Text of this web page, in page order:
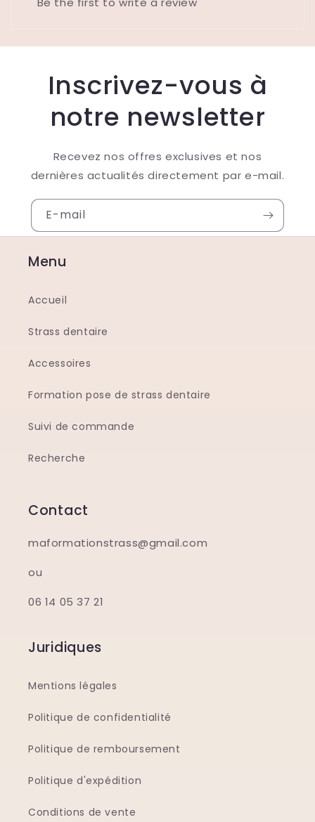
Inscrivez-vous à
notre newsletter
Recevez nos offres exclusives et nos
dernières actualités directement par e-mail.
E-mail
Menu
Accueil
Strass dentaire
Accessoires
Formation pose de strass dentaire
Suivi de commande
Recherche
Contact
maformationstrass@gmail.com
ou
06 14 05 37 21
Juridiques
Mentions légales
Politique de confidentialité
Politique de remboursement
Politique d'expédition
Conditions de vente